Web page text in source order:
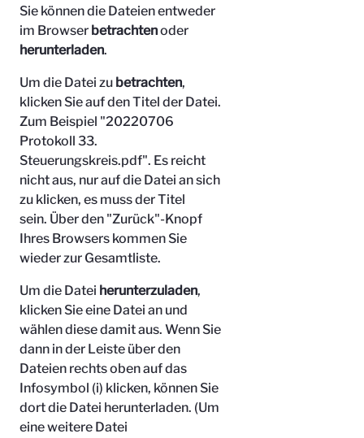
Sie können die Dateien entweder
im Browser betrachtenoder
herunterladen.
Um die Datei zu betrachten,
klicken Sie auf den Titel der Datei.
Zum Beispiel "20220706
Protokoll 33.
Steuerungskreis.pdf". Es reicht
nicht aus, nur auf die Datei an sich
zu klicken, es muss der Titel
sein. Über den "Zurück"-Knopf
Ihres Browsers kommen Sie
wieder zur Gesamtliste.
Um die Datei herunterzuladen,
klicken Sie eine Datei an und
wählen diese damit aus. Wenn Sie
dann in der Leiste über den
Dateien rechts oben auf das
Infosymbol (i) klicken, können Sie
dort die Datei herunterladen. (Um
eine weitere Datei